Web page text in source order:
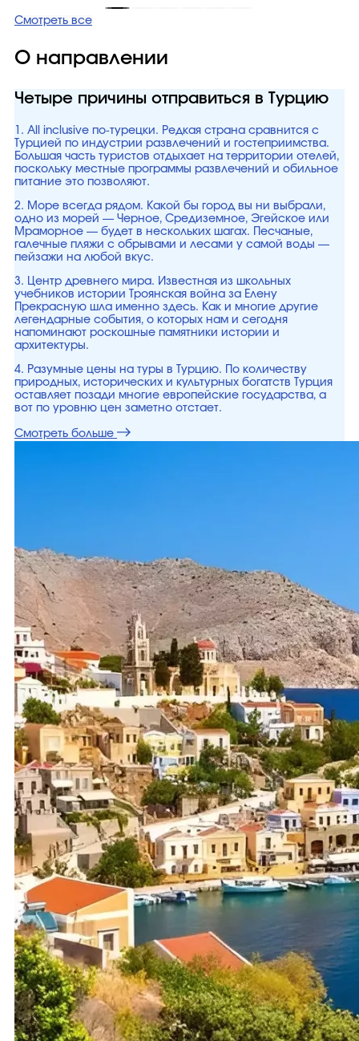
Смотреть все
О направлении
Четыре причины отправиться в Турцию
1. All inclusive по-турецки. Редкая страна сравнится с
Турцией по индустрии развлечений и гостеприимства.
Большая часть туристов отдыхает на территории отелей,
поскольку местные программы развлечений и обильное
питание это позволяют.
2. Море всегда рядом. Какой бы город вы ни выбрали,
одно из морей — Черное, Средиземное, Эгейское или
Мраморное — будет в нескольких шагах. Песчаные,
галечные пляжи с обрывами и лесами у самой воды —
пейзажи на любой вкус.
3. Центр древнего мира. Известная из школьных
учебников истории Троянская война за Елену
Прекрасную шла именно здесь. Как и многие другие
легендарные события, о которых нам и сегодня
напоминают роскошные памятники истории и
архитектуры.
4. Разумные цены на туры в Турцию. По количеству
природных, исторических и культурных богатств Турция
оставляет позади многие европейские государства, а
вот по уровню цен заметно отстает.
Смотреть больше